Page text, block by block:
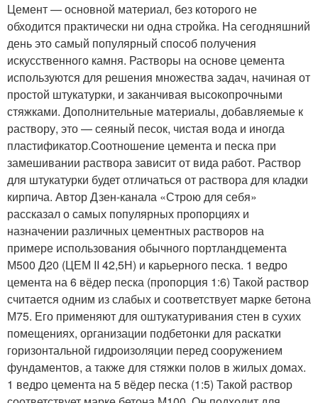
Цемент — основной материал, без которого не
обходится практически ни одна стройка. На сегодняшний
день это самый популярный способ получения
искусственного камня. Растворы на основе цемента
используются для решения множества задач, начиная от
простой штукатурки, и заканчивая высокопрочными
стяжками. Дополнительные материалы, добавляемые к
раствору, это — сеяный песок, чистая вода и иногда
пластификатор.Соотношение цемента и песка при
замешивании раствора зависит от вида работ. Раствор
для штукатурки будет отличаться от раствора для кладки
кирпича. Автор Дзен-канала «Строю для себя»
рассказал о самых популярных пропорциях и
назначении различных цементных растворов на
примере использования обычного портландцемента
М500 Д20 (ЦЕМ II 42,5Н) и карьерного песка. 1 ведро
цемента на 6 вёдер песка (пропорция 1:6) Такой раствор
считается одним из слабых и соответствует марке бетона
М75. Его применяют для оштукатуривания стен в сухих
помещениях, организации подбетонки для раскатки
горизонтальной гидроизоляции перед сооружением
фундаментов, а также для стяжки полов в жилых домах.
1 ведро цемента на 5 вёдер песка (1:5) Такой раствор